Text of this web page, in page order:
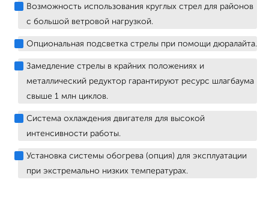
Возможность использования круглых стрел для районов
с большой ветровой нагрузкой.
Опциональная подсветка стрелы при помощи дюралайта.
Замедление стрелы в крайних положениях и
металлический редуктор гарантируют ресурс шлагбаума
свыше 1 млн циклов.
Система охлаждения двигателя для высокой
интенсивности работы.
Установка системы обогрева (опция) для эксплуатации
при экстремально низких температурах.